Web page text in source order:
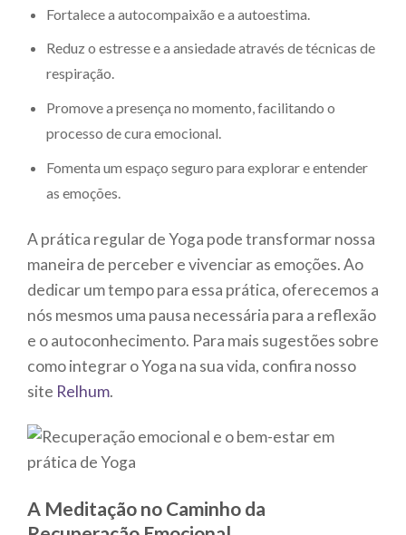
Fortalece a autocompaixão e a autoestima.
Reduz o estresse e a ansiedade através de técnicas de
respiração.
Promove a presença no momento, facilitando o
processo de cura emocional.
Fomenta um espaço seguro para explorar e entender
as emoções.
A prática regular de Yoga pode transformar nossa
maneira de perceber e vivenciar as emoções. Ao
dedicar um tempo para essa prática, oferecemos a
nós mesmos uma pausa necessária para a reflexão
e o autoconhecimento. Para mais sugestões sobre
como integrar o Yoga na sua vida, confira nosso
site Relhum.
A Meditação no Caminho da